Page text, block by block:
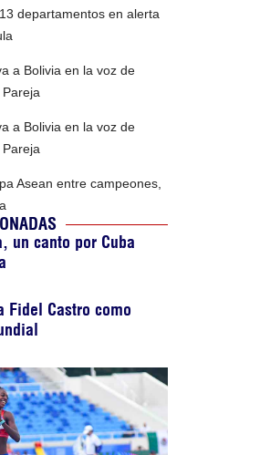
departamentos en alerta
a Bolivia en la voz de
a Bolivia en la voz de
Asean entre campeones,
un canto por Cuba
Fidel Castro como